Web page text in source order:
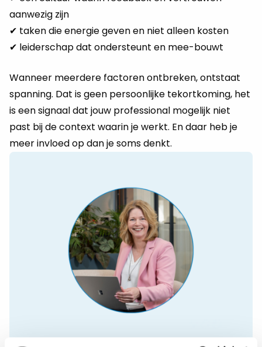
aanwezig zijn
✔ taken die energie geven en niet alleen kosten
✔ leiderschap dat ondersteunt en mee-bouwt
Wanneer meerdere factoren ontbreken, ontstaat
spanning. Dat is geen persoonlijke tekortkoming, het
is een signaal dat jouw professional mogelijk niet
past bij de context waarin je werkt. En daar heb je
meer invloed op dan je soms denkt.